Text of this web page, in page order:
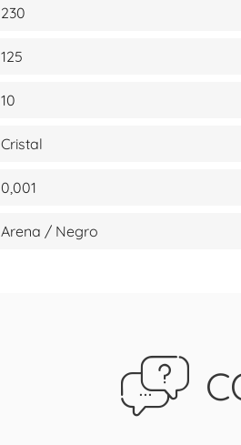
230
125
10
Cristal
0,001
Arena / Negro